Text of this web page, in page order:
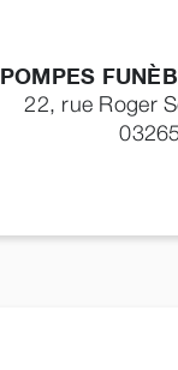
POMPES
22, rue Roger